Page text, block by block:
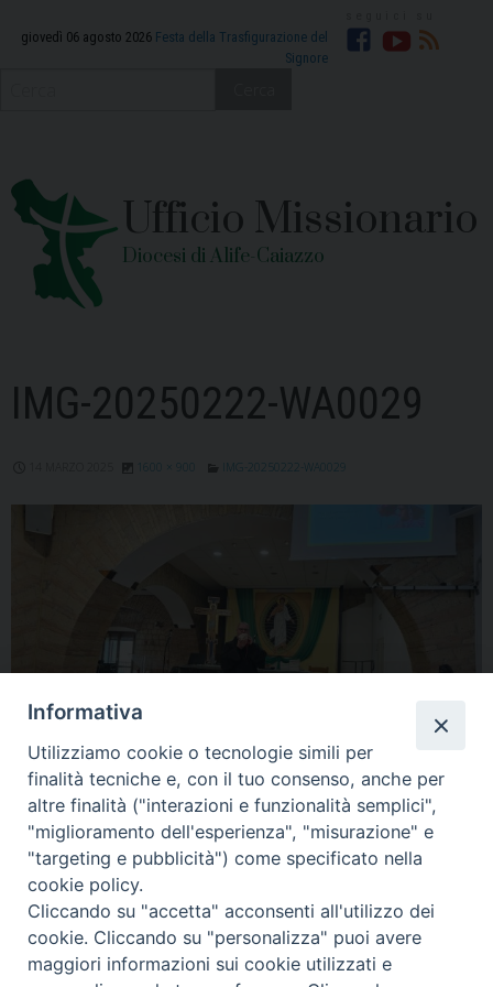
giovedì 06 agosto 2026 Festa della Trasfigurazione del
Signore
Ufficio Missionario
Diocesi di Alife-Caiazzo
IMG-20250222-WA0029
1600 × 900 IMG-20250222-WA0029
« Previous Image Next Image »
Diocesi di Alife-Caiazzo
Informativa
Utilizziamo cookie o tecnologie simili per
finalità tecniche e, con il tuo consenso, anche per
altre finalità ("interazioni e funzionalità semplici",
"miglioramento dell'esperienza", "misurazione" e
"targeting e pubblicità") come specificato nella
cookie policy.
Cliccando su "accetta" acconsenti all'utilizzo dei
cookie. Cliccando su "personalizza" puoi avere
maggiori informazioni sui cookie utilizzati e